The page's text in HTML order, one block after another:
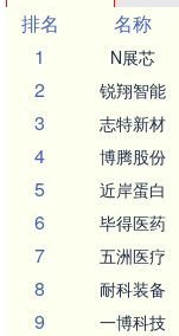
排名
名称
1
N展芯
2 锐翔智能
3 志特新材
4 博腾股份
5 近岸蛋白
6 毕得医药
7 五洲医疗
8 耐科装备
9 一博科技